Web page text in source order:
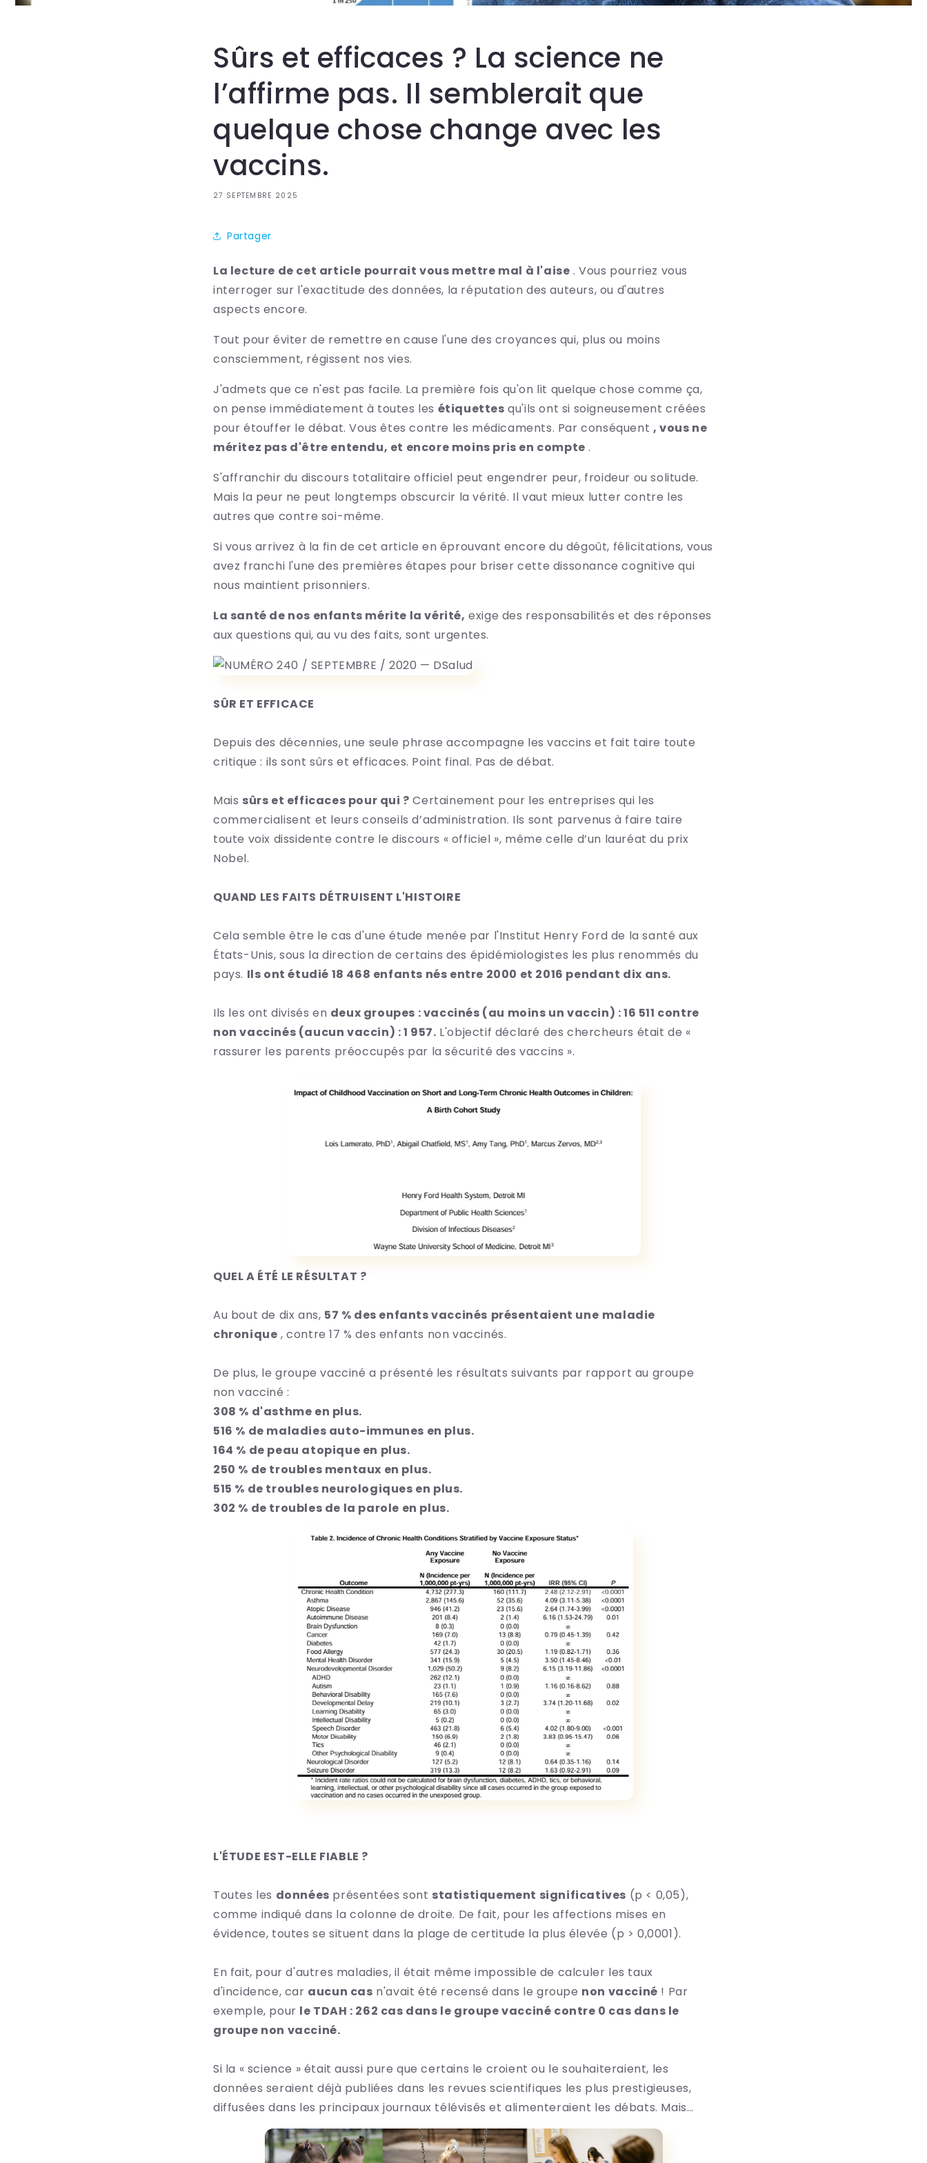
Sûrs et efficaces ? La science ne
l’affirme pas. Il semblerait que
quelque chose change avec les
vaccins.
27 SEPTEMBRE 2025
Partager
La lecture de cet article pourrait vous mettre mal à l'aise . Vous pourriez vous
interroger sur l'exactitude des données, la réputation des auteurs, ou d'autres
aspects encore.
Tout pour éviter de remettre en cause l'une des croyances qui, plus ou moins
consciemment, régissent nos vies.
J'admets que ce n'est pas facile. La première fois qu'on lit quelque chose comme ça,
on pense immédiatement à toutes les étiquettes qu'ils ont si soigneusement créées
pour étouffer le débat. Vous êtes contre les médicaments. Par conséquent , vous ne
méritez pas d'être entendu, et encore moins pris en compte .
S'affranchir du discours totalitaire officiel peut engendrer peur, froideur ou solitude.
Mais la peur ne peut longtemps obscurcir la vérité. Il vaut mieux lutter contre les
autres que contre soi-même.
Si vous arrivez à la fin de cet article en éprouvant encore du dégoût, félicitations, vous
avez franchi l'une des premières étapes pour briser cette dissonance cognitive qui
nous maintient prisonniers.
La santé de nos enfants mérite la vérité, exige des responsabilités et des réponses
aux questions qui, au vu des faits, sont urgentes.
SÛR ET EFFICACE
Depuis des décennies, une seule phrase accompagne les vaccins et fait taire toute
critique : ils sont sûrs et efficaces. Point final. Pas de débat.
Mais sûrs et efficaces pour qui ? Certainement pour les entreprises qui les
commercialisent et leurs conseils d’administration. Ils sont parvenus à faire taire
toute voix dissidente contre le discours « officiel », même celle d’un lauréat du prix
Nobel.
QUAND LES FAITS DÉTRUISENT L'HISTOIRE
Cela semble être le cas d'une étude menée par l'Institut Henry Ford de la santé aux
États-Unis, sous la direction de certains des épidémiologistes les plus renommés du
pays. Ils ont étudié 18 468 enfants nés entre 2000 et 2016 pendant dix ans.
Ils les ont divisés en deux groupes : vaccinés (au moins un vaccin) : 16 511 contre
non vaccinés (aucun vaccin) : 1 957. L'objectif déclaré des chercheurs était de «
rassurer les parents préoccupés par la sécurité des vaccins ».
QUEL A ÉTÉ LE RÉSULTAT ?
Au bout de dix ans, 57 % des enfants vaccinés présentaient une maladie
chronique , contre 17 % des enfants non vaccinés.
De plus, le groupe vacciné a présenté les résultats suivants par rapport au groupe
non vacciné :
308 % d'asthme en plus.
516 % de maladies auto-immunes en plus.
164 % de peau atopique en plus.
250 % de troubles mentaux en plus.
515 % de troubles neurologiques en plus.
302 % de troubles de la parole en plus.
L'ÉTUDE EST-ELLE FIABLE ?
Toutes les données présentées sont statistiquement significatives (p < 0,05),
comme indiqué dans la colonne de droite. De fait, pour les affections mises en
évidence, toutes se situent dans la plage de certitude la plus élevée (p > 0,0001).
En fait, pour d'autres maladies, il était même impossible de calculer les taux
d'incidence, car aucun cas n'avait été recensé dans le groupe non vacciné ! Par
exemple, pour le TDAH : 262 cas dans le groupe vacciné contre 0 cas dans le
groupe non vacciné.
Si la « science » était aussi pure que certains le croient ou le souhaiteraient, les
données seraient déjà publiées dans les revues scientifiques les plus prestigieuses,
diffusées dans les principaux journaux télévisés et alimenteraient les débats. Mais…